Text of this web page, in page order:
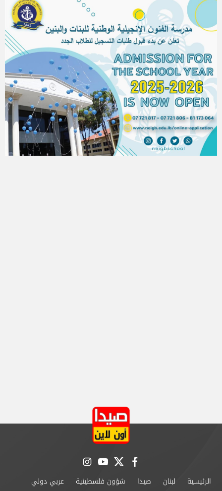
facebook
twitter
youtube
instagram
الرئيسية لبنان صيدا شؤون فلسطينية عربي دولي